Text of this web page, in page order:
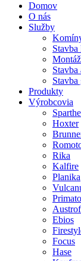
Domov
O nás
Služby
Produkty
Výrobcovia
Hoxter
Rika
Kalfire
Planika
Primato
Ebios
Focus
Hase